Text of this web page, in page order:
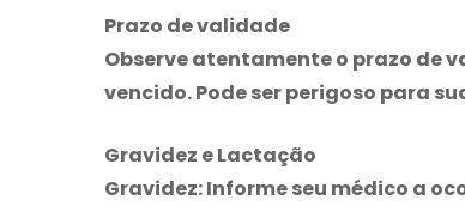
Prazo de validade
Observe atentamente o prazo de
vencido. Pode ser perigoso para
Gravidez e Lactação
Gravidez:Informe seu médico a